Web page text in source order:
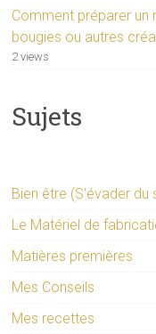
Comment préparer un
bougies ou autres
2 views
Sujets
Bien être (S'évader du
Le Matériel de
Matières premières
Mes Conseils
Mes recettes